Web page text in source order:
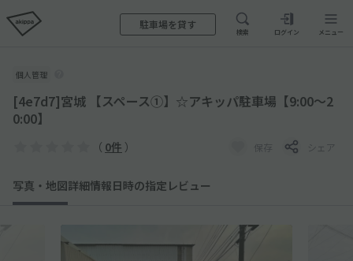
駐車場を貸す
検索 ログイン メニュー
個人管理
[4e7d7]宮城 【スペース①】☆アキッパ駐車場【9:00～2
0:00】
（ 0件 ） 保存 シェア
写真・地図詳細情報日時の指定 レビュー